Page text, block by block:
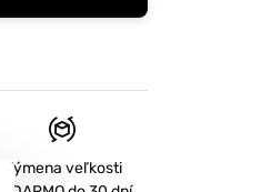
Výmena veľkosti